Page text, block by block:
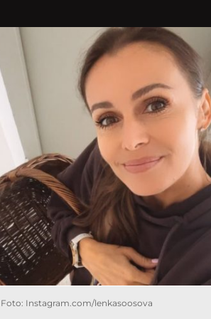
Foto: Instagram.com/lenkasoosova